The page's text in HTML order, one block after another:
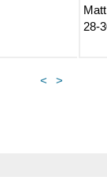
28-
< >